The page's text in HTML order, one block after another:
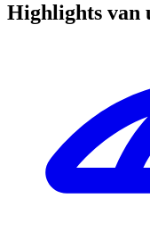
Highlights van